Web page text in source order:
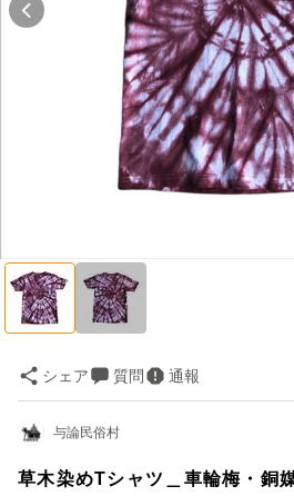
シェア 質問 通報
与論民俗村
草木染めTシャツ＿車輪梅・銅